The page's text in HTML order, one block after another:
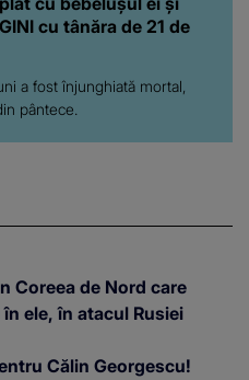
cu tânăra de 21 de
a fost înjunghiată mortal,
pântece.
Coreea de Nord care
ele, în atacul Rusiei
Călin Georgescu!